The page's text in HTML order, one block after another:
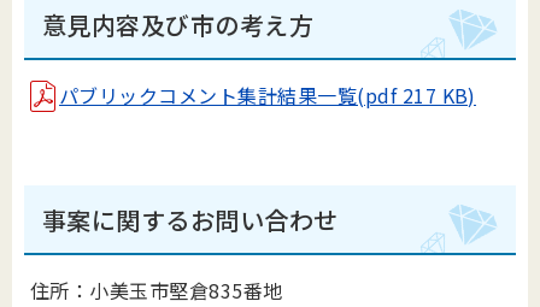
意見内容及び市の考え方
パブリックコメント集計結果一覧(pdf 217 KB)
事案に関するお問い合わせ
住所：小美玉市堅倉835番地